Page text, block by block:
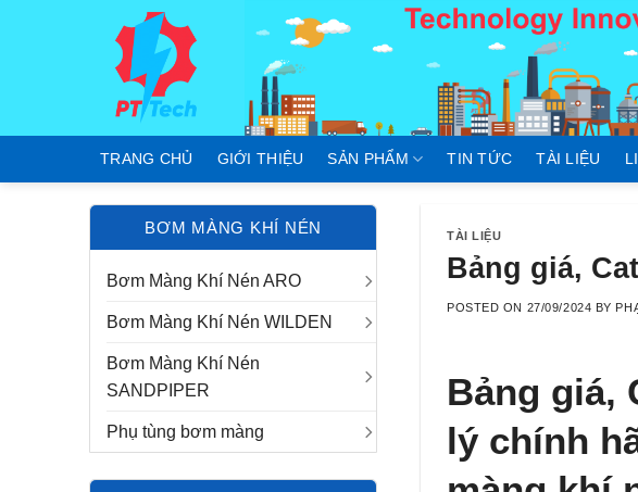
TRANG CHỦ GIỚI THIỆU SẢN PHẨM TIN TỨC TÀI LIỆU
BƠM MÀNG KHÍ NÉN
Bơm Màng Khí Nén ARO
Bơm Màng Khí Nén WILDEN
Bơm Màng Khí Nén
SANDPIPER
Phụ tùng bơm màng
TÀI LIỆU
Bảng giá,
POSTED ON 27/09/2024 BY
Bảng giá,
lý chính